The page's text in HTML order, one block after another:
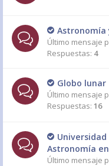
Astronomía
Último mensaje
Respuestas: 4
Globo lunar
Último mensaje
Respuestas: 16
Astronomía
Último mensaje